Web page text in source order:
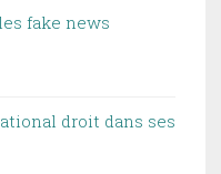
fake news
droit dans ses